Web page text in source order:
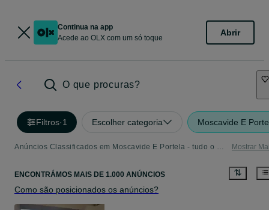
Continua na app
Acede ao OLX com um só toque
Abrir
O que procuras?
Filtros·1 Escolher categoria Moscavide E
Anúncios Classificados em Moscavide E Portela - tudo o que precisa Mostrar
ENCONTRÁMOS MAIS DE 1.000 ANÚNCIOS
Como são posicionados os anúncios?